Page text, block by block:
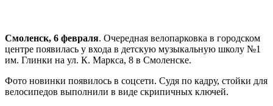
Смоленск, 6 февраля. Очередная велопарковка в городском
центре появилась у входа в детскую музыкальную школу №1
им. Глинки на ул. К. Маркса, 8 в Смоленске.
Фото новинки появилось в соцсети. Судя по кадру, стойки для
велосипедов выполнили в виде скрипичных ключей.